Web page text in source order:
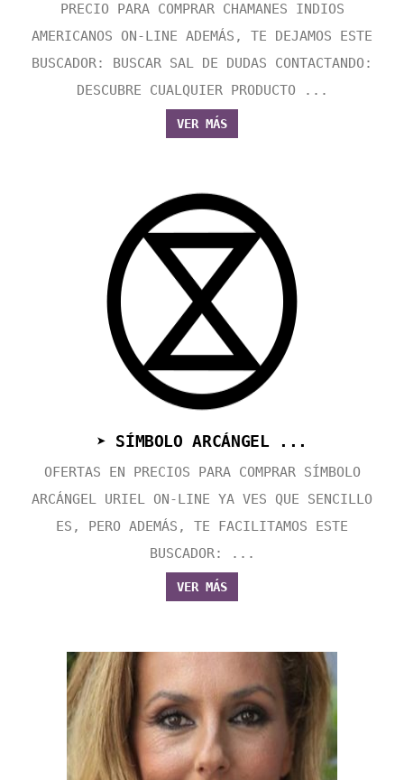
PRECIO PARA COMPRAR CHAMANES INDIOS
AMERICANOS ON-LINE ADEMÁS, TE DEJAMOS ESTE
BUSCADOR: BUSCAR SAL DE DUDAS CONTACTANDO:
DESCUBRE CUALQUIER PRODUCTO ...
VER MÁS
➤ SÍMBOLO ARCÁNGEL ...
OFERTAS EN PRECIOS PARA COMPRAR SÍMBOLO
ARCÁNGEL URIEL ON-LINE YA VES QUE SENCILLO
ES, PERO ADEMÁS, TE FACILITAMOS ESTE
BUSCADOR: ...
VER MÁS